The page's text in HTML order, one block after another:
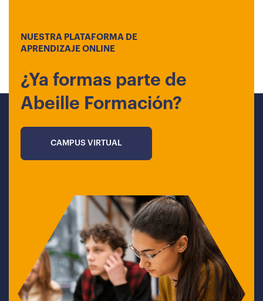
NUESTRA PLATAFORMA DE
APRENDIZAJE ONLINE
¿Ya formas parte de
Abeille Formación?
CAMPUS VIRTUAL